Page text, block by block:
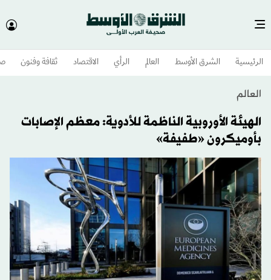
الرئيسية الشرق الأوسط​ العالم الرأي الاقتصاد ثقافة وفنون
العالم
الهيئة الأوروبية الناظمة للأدوية: معظم الإصابات
بأوميكرون «طفيفة»